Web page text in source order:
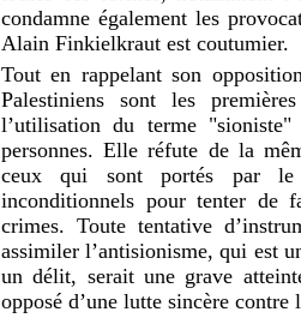
condamne également les
Alain Finkielkraut est coutumier.
Tout en rappelant son
Palestiniens sont les
l’utilisation du terme
personnes. Elle réfute de la
ceux qui sont portés par le
inconditionnels pour tenter de
crimes. Toute tentative
assimiler l’antisionisme, qui est
un délit, serait une grave
opposé d’une lutte sincère contre